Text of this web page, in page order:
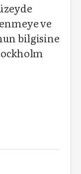
ve
bilgisine